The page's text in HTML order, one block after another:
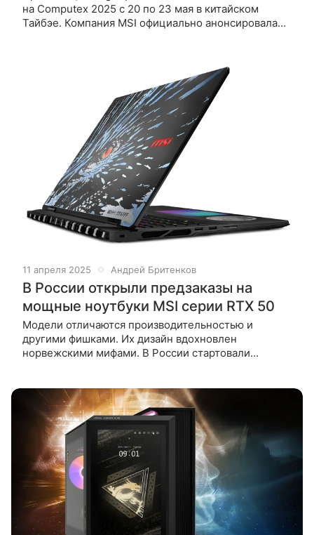
на Computex 2025 с 20 по 23 мая в китайском
Тайбэе. Компания MSI официально анонсировала
11 апреля 2025 Андрей Бритенков
В России открыли предзаказы на
мощные ноутбуки MSI серии RTX 50
Модели отличаются производительностью и
другими фишками. Их дизайн вдохновлен
норвежскими мифами. В России стартовали
устройства